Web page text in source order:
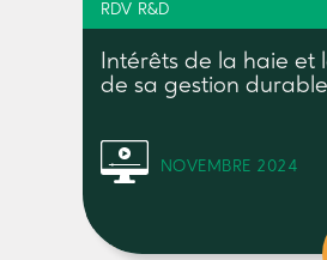
RDV R&D
Intérêts de la haie et
de sa gestion
NOVEMBRE 2024